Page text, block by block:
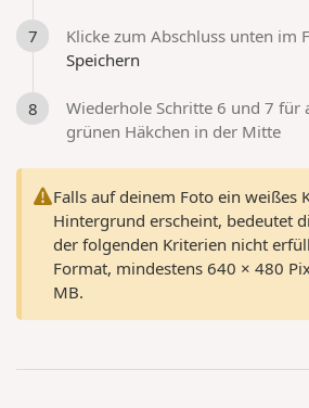
Klicke zum Abschluss unten im
Speichern
Wiederhole Schritte 6 und 7 für
grünen Häkchen in der Mitte
Falls auf deinem Foto ein weißes
Hintergrund erscheint, bedeutet
der folgenden Kriterien nicht
Format, mindestens 640 × 480
MB.